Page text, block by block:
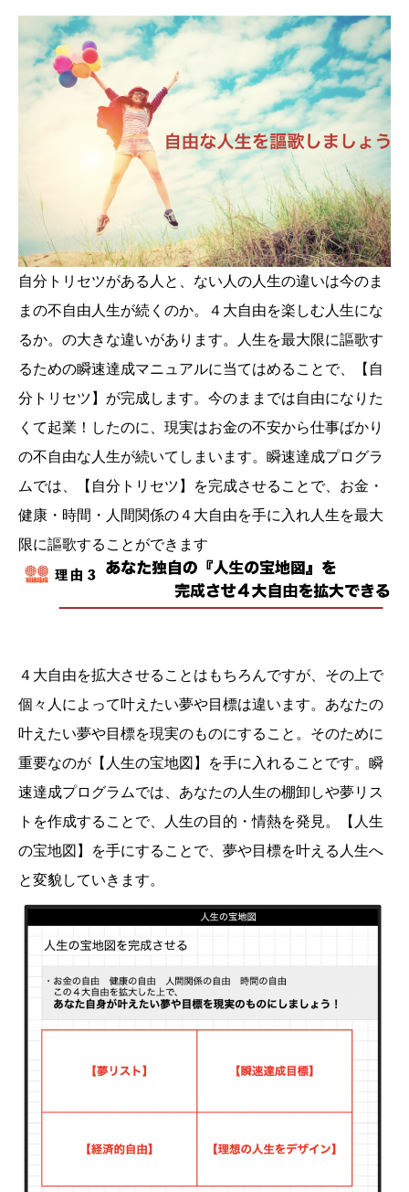
自分トリセツがある人と、ない人の人生の違いは今のま
まの不自由人生が続くのか。４大自由を楽しむ人生にな
るか。の大きな違いがあります。人生を最大限に謳歌す
るための瞬速達成マニュアルに当てはめることで、【自
分トリセツ】が完成します。今のままでは自由になりた
くて起業！したのに、現実はお金の不安から仕事ばかり
の不自由な人生が続いてしまいます。瞬速達成プログラ
ムでは、【自分トリセツ】を完成させることで、お金・
健康・時間・人間関係の４大自由を手に入れ人生を最大
限に謳歌することができます
４大自由を拡大させることはもちろんですが、その上で
個々人によって叶えたい夢や目標は違います。あなたの
叶えたい夢や目標を現実のものにすること。そのために
重要なのが【人生の宝地図】を手に入れることです。瞬
速達成プログラムでは、あなたの人生の棚卸しや夢リス
トを作成することで、人生の目的・情熱を発見。【人生
の宝地図】を手にすることで、夢や目標を叶える人生へ
と変貌していきます。